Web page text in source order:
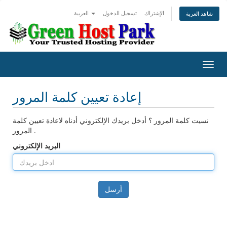
تسجيل الدخول الإشتراك شاهد العربة
تبديل
التنقل
إعادة تعيين كلمة المرور
نسيت كلمة المرور ؟ أدخل بريدك الإلكتروني أدناه لاعادة تعيين كلمة
المرور .
البريد الإلكتروني
أرسل